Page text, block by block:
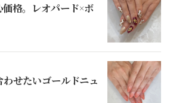
格。レオパード×ボ
せたいゴールドニュ